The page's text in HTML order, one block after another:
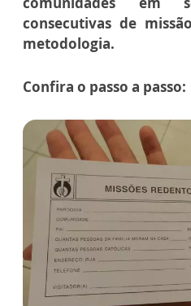
consecutivas de
metodologia.
Confira o passo a passo: